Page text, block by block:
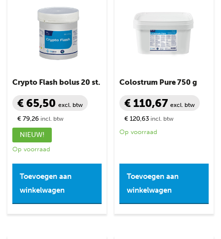
Crypto Flash bolus 20 st.
€ 65,50 excl. btw
€ 79,26 incl. btw
NIEUW!
Op voorraad
Toevoegen aan
winkelwagen
Colostrum Pure 750 g
€ 110,67excl. btw
€ 120,63 incl. btw
Op voorraad
Toevoegen aan
winkelwagen